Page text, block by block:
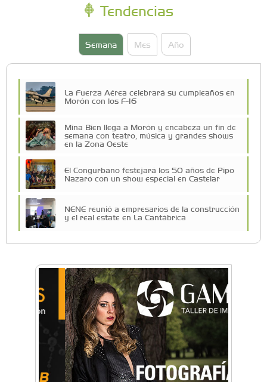
Tendencias
Semana Mes Año
La Fuerza Aérea celebrará su cumpleaños en
Morón con los F-16
Mina Bien llega a Morón y encabeza un fin de
semana con teatro, música y grandes shows
en la Zona Oeste
El Congurbano festejará los 50 años de Pipo
Nazaro con un show especial en Castelar
NENE reunió a empresarios de la construcción
y el real estate en La Cantábrica
La primera vez que Eva Perón voló en avión lo
hizo desde Morón
Mariana Croce: "Hoy las empresas necesitan
un asesoramiento integral para crecer con
seguridad"
Música, teatro, yoga, danza y mucho más:
Conocé todos los talleres para aprender y
disfrutar en la Zona Oeste